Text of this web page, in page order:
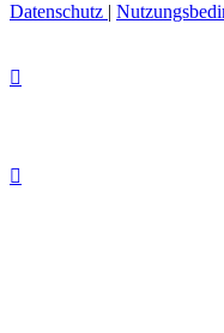
Datenschutz |